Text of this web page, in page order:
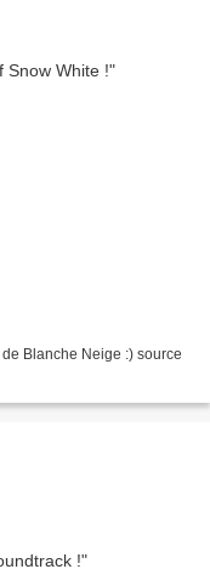
Blanche Neige :) source